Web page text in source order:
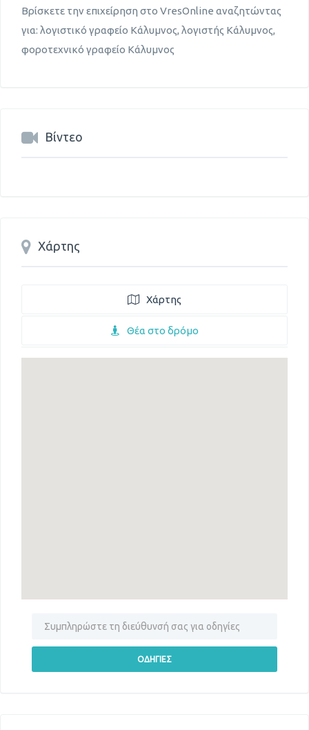
Βρίσκετε την επιχείρηση στο VresOnline αναζητώντας
για: λογιστικό γραφείο Κάλυμνος, λογιστής Κάλυμνος,
φοροτεχνικό γραφείο Κάλυμνος
Βίντεο
Χάρτης
Χάρτης
Θέα στο δρόμο